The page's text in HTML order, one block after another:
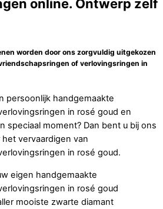
online. Ontwerp zelf
worden door ons zorgvuldig uitgekozen
of verlovingsringen in
persoonlijk handgemaakte
in rosé goud en
speciaal moment? Dan bent u bij ons
vervaardigen van
in rosé goud.
eigen handgemaakte
in rosé goud
mooiste zwarte diamant